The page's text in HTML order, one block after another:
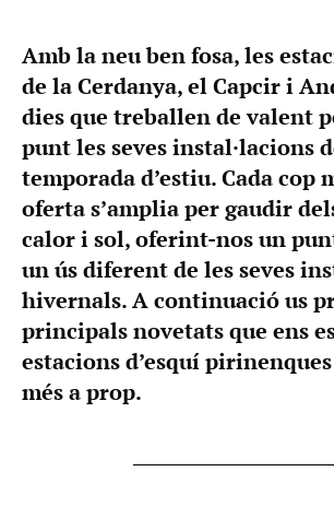
Amb la neu ben fosa, les
de la Cerdanya, el Capcir i
dies que treballen de valent
punt les seves instal·lacions
temporada d’estiu. Cada cop
oferta s’amplia per gaudir
calor i sol, oferint-nos un
un ús diferent de les seves
hivernals. A continuació us
principals novetats que ens
estacions d’esquí
més a prop.